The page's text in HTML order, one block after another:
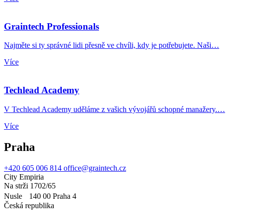
Graintech Professionals
Najměte si ty správné lidi přesně ve chvíli, kdy je potřebujete. Naši…
Více
Techlead Academy
V Techlead Academy uděláme z vašich vývojářů schopné manažery.…
Více
Praha
+420 605 006 814 office@graintech.cz
City Empiria
Na strži 1702/65
Nusle 140 00 Praha 4
Česká republika